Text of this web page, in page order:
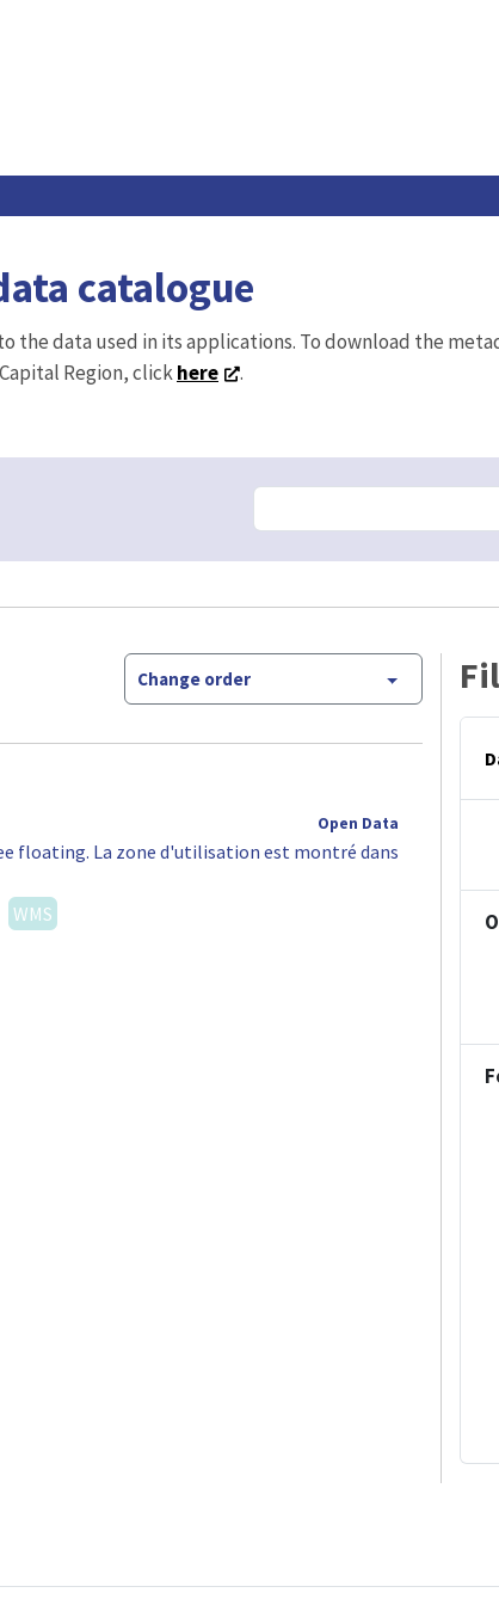
catalogue
the data used in its applications. To download the
Region, clickhere .
Change order
Open Data
floating. La zone d'utilisation est montré dans
WMS